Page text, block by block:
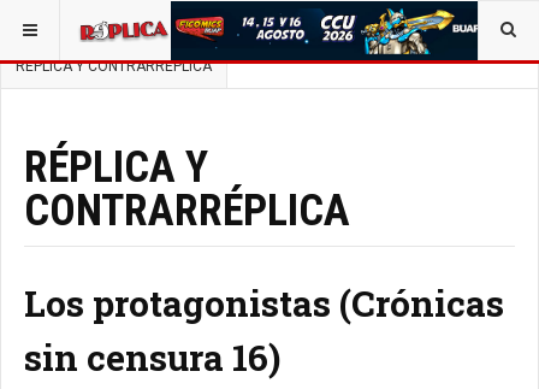
ESTÁ AQUÍ: BUSCAR UN ARTÍCULO EN POLÍTICA
RÉPLICA Y CONTRARRÉPLICA
RÉPLICA Y
CONTRARRÉPLICA
Los protagonistas (Crónicas
sin censura 16)